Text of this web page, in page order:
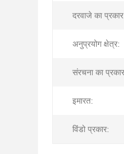
दरवाजे का
अनुप्रयोग क्षेत्र:
संरचना का
इमारत:
विंडो प्रकार: